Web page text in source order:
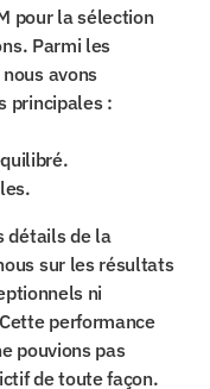
pour la sélection
Parmi les
avons
principales :
détails de la
sur les résultats
ni
performance
pouvions pas
de toute façon.